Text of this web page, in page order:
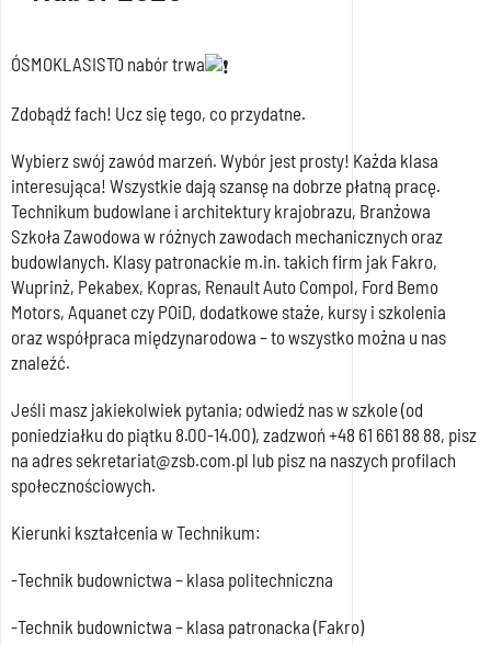
ÓSMOKLASISTO nabór trwa
Zdobądź fach! Ucz się tego, co przydatne.
Wybierz swój zawód marzeń. Wybór jest prosty! Każda klasa
interesująca! Wszystkie dają szansę na dobrze płatną pracę.
Technikum budowlane i architektury krajobrazu, Branżowa
Szkoła Zawodowa w różnych zawodach mechanicznych oraz
budowlanych. Klasy patronackie m.in. takich firm jak Fakro,
Wuprinż, Pekabex, Kopras, Renault Auto Compol, Ford Bemo
Motors, Aquanet czy POiD, dodatkowe staże, kursy i szkolenia
oraz współpraca międzynarodowa – to wszystko można u nas
znaleźć.
Jeśli masz jakiekolwiek pytania; odwiedź nas w szkole (od
poniedziałku do piątku 8.00-14.00), zadzwoń +48 61 661 88 88, pisz
na adres sekretariat@zsb.com.pl lub pisz na naszych profilach
społecznościowych.
Kierunki kształcenia w Technikum:
-Technik budownictwa – klasa politechniczna
-Technik budownictwa – klasa patronacka (Fakro)